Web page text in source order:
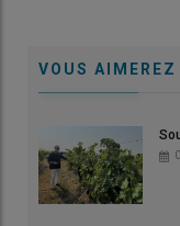
VOUS AIMEREZ